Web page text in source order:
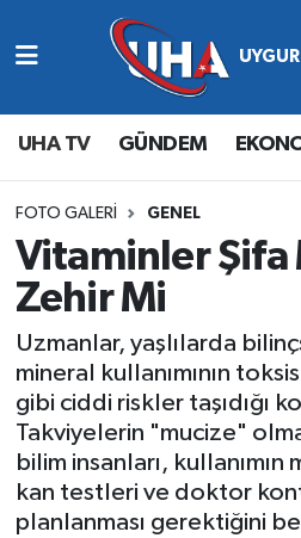
UHA TV GÜNDEM
FOTO GALERI GENEL
Vitaminler Şifa
Zehir Mi
Uzmanlar, yaşlılarda
mineral kullanımının
gibi ciddi riskler taşıdığı
Takviyelerin "mucize"
bilim insanları,
kan testleri ve doktor
planlanması gerektiğini
Abone Ol
Gündem
Ekonomi
Magazin
Siyaset
Spor
Yaşam
Nöbetçi Eczaneler
Hava Durumu
Namaz Vakitleri
Trafik Durumu
Süper Lig Puan Durumu
Tüm Manşetler
Son Dakika Haberleri
Haber Arşivi